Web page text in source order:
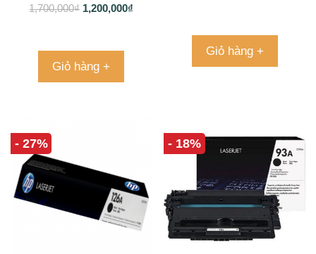
Được xếp
hạng
1,700,000₫ 1,200,000₫
Giỏ hàng +
Giỏ hàng +
- 27% - 18%